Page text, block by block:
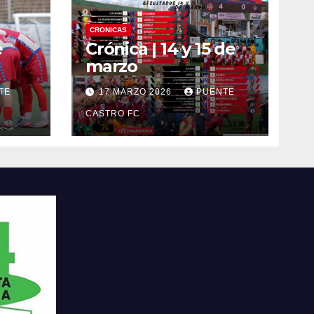
CRONICAS
Crónica | 14 y 15 de
marzo
17 MARZO 2026 PUENTE
CASTRO FC